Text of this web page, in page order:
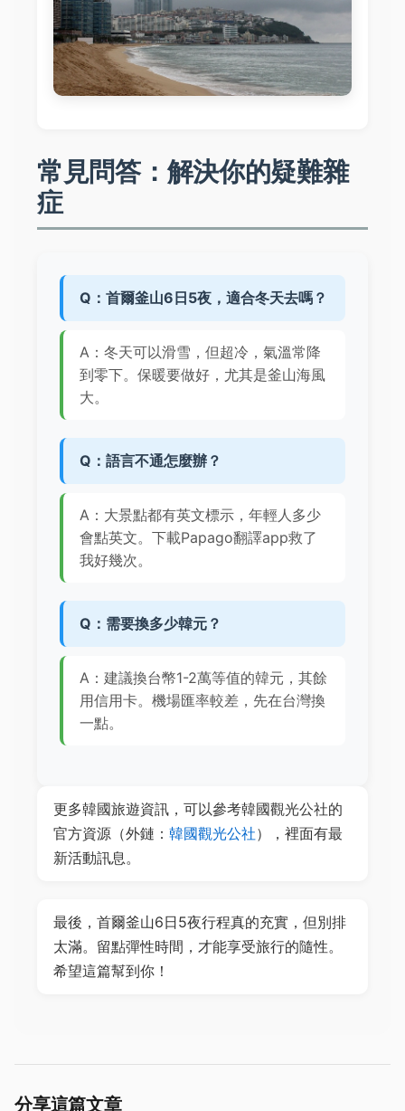
常見問答：解決你的疑難雜
症
Q：首爾釜山6日5夜，適合冬天去嗎？
A：冬天可以滑雪，但超冷，氣溫常降
到零下。保暖要做好，尤其是釜山海風
大。
Q：語言不通怎麼辦？
A：大景點都有英文標示，年輕人多少
會點英文。下載Papago翻譯app救了
我好幾次。
Q：需要換多少韓元？
A：建議換台幣1-2萬等值的韓元，其餘
用信用卡。機場匯率較差，先在台灣換
一點。
更多韓國旅遊資訊，可以參考韓國觀光公社的
官方資源（外鏈： 韓國觀光公社），裡面有最
新活動訊息。
最後，首爾釜山6日5夜行程真的充實，但別排
太滿。留點彈性時間，才能享受旅行的隨性。
希望這篇幫到你！
分享這篇文章